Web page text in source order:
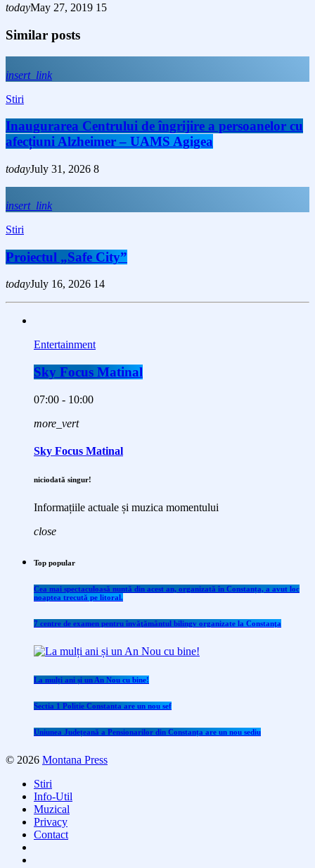
todayMay 27, 2019 15
Similar posts
insert_link
Stiri
Inaugurarea Centrului de îngrijire a persoanelor cu
afecțiuni Alzheimer – UAMS Agigea
todayJuly 31, 2026 8
insert_link
Stiri
Proiectul „Safe City”
todayJuly 16, 2026 14
Entertainment
Sky Focus Matinal
07:00 - 10:00
more_vert
Sky Focus Matinal
niciodată singur!
Informațiile actuale și muzica momentului
close
Top popular
Cea mai spectaculoasă nuntă din acest an, organizată în Constanța, a avut loc
noaptea trecută pe litoral.
7 centre de examen pentru învăţământul bilingv organizate la Constanţa
La mulți ani și un An Nou cu bine!
Sectia 1 Politie Constanta are un nou sef
Uniunea Județeană a Pensionarilor din Constanța are un nou sediu
© 2026 Montana Press
Stiri
Info-Util
Muzical
Privacy
Contact